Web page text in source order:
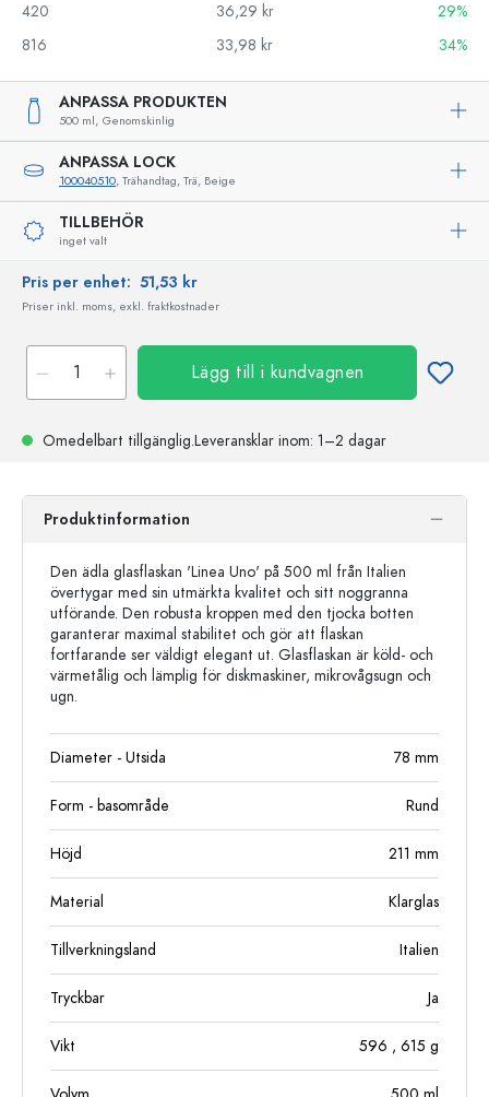
420
36,29 kr
29%
816
33,98 kr 34%
ANPASSA PRODUKTEN
500 ml, Genomskinlig
ANPASSA LOCK
100040510, Trähandtag, Trä, Beige
TILLBEHÖR
inget valt
Pris per enhet: 51,53 kr
Priser inkl. moms, exkl. fraktkostnader
Lägg till i kundvagnen
Omedelbart tillgänglig.Leveransklar inom: 1–2 dagar
Produktinformation
Den ädla glasflaskan 'Linea Uno' på 500 ml från Italien
övertygar med sin utmärkta kvalitet och sitt noggranna
utförande. Den robusta kroppen med den tjocka botten
garanterar maximal stabilitet och gör att flaskan
fortfarande ser väldigt elegant ut. Glasflaskan är köld- och
värmetålig och lämplig för diskmaskiner, mikrovågsugn och
ugn.
Diameter - Utsida 78 mm
Form - basområde Rund
Höjd 211 mm
Material Klarglas
Tillverkningsland Italien
Tryckbar Ja
Vikt 596 , 615 g